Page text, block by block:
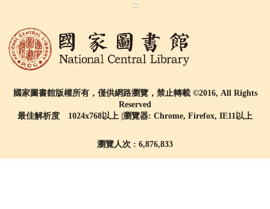
:::
國家圖書館版權所有，僅供網路瀏覽，禁止轉載 ©2016, All Rights
Reserved
最佳解析度 1024x768以上 |瀏覽器: Chrome, Firefox, IE11以上
瀏覽人次 : 6,876,833